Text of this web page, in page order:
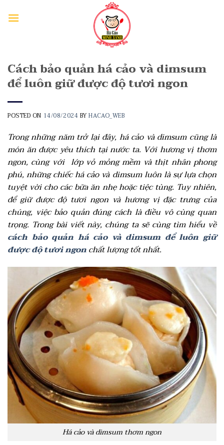
Cách bảo quản há cảo và dimsum
để luôn giữ được độ tươi ngon
POSTED ON 14/08/2024 BYHACAO_WEB
Trong những năm trở lại đây, há cảo và dimsum cũng là
món ăn được yêu thích tại nước ta. Với hương vị thơm
ngon, cùng với lớp vỏ mỏng mềm và thịt nhân phong
phú, những chiếc há cảo và dimsum luôn là sự lựa chọn
tuyệt vời cho các bữa ăn nhẹ hoặc tiệc tùng. Tuy nhiên,
để giữ được độ tươi ngon và hương vị đặc trưng của
chúng, việc bảo quản đúng cách là điều vô cùng quan
trọng. Trong bài viết này, chúng ta sẽ cùng tìm hiểu về
cách bảo quản há cảo và dimsum để luôn giữ
được độ tươi ngonchất lượng tốt nhất.
Há cảo và dimsum thơm ngon